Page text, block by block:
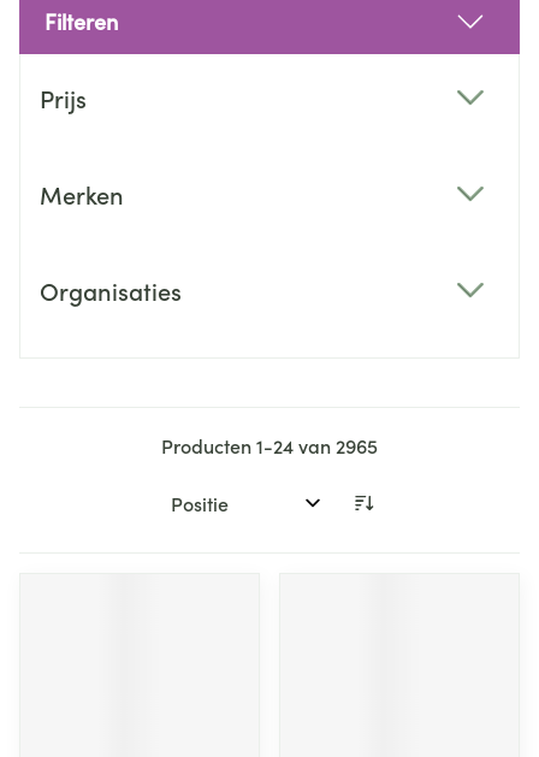
Filteren
Prijs
Merken
Organisaties
Producten1-24van 2965
Sorteer op: